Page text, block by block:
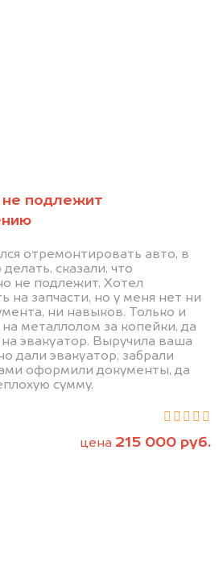
подлежит
отремонтировать авто, в
сказали, что
не подлежит. Хотел
на запчасти, но у меня нет ни
ни навыков. Только и
на металлолом за копейки, да
эвакуатор. Выручила ваша
дали эвакуатор, забрали
оформили документы, да
сумму.
цена 215 000 руб.
авто на 20.000 руб.
предлагают на